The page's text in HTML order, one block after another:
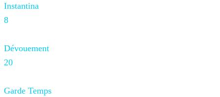
Instantina
8
Dévouement
20
Garde Temps